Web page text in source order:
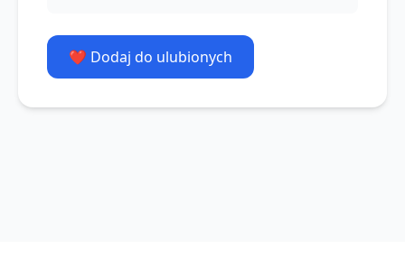
❤️ Dodaj do ulubionych